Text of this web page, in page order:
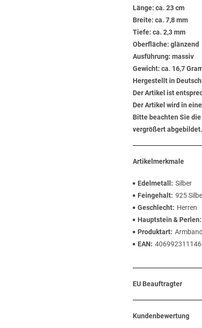
Länge: ca. 23 cm
Breite: ca. 7,8 mm
Tiefe: ca. 2,3 mm
Oberfläche: glänzend
Ausführung: massiv
Gewicht: ca. 16,7
Hergestellt in
Der Artikel ist
Der Artikel wird in
Bitte beachten Sie
vergrößert abgebildet.
Artikelmerkmale
Edelmetall
Silber
Feingehalt 925
Geschlecht
Herren
Hauptstein & Perlen
Produktart Armband
EAN
EU Beauftragter
Kundenbewertung